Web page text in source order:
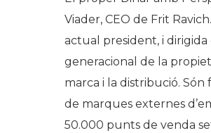
Viader, CEO de Frit
actual president, i
generacional de la
marca i la distribució.
de marques externes
50.000 punts de venda